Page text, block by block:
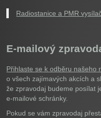
Radiostanice a PMR
E-mailový
Přihlaste se k odběru našeho
o všech zajímavých akcích a
že zpravodaj budeme posílat
e-mailové schránky.
Pokud se vám zpravodaj